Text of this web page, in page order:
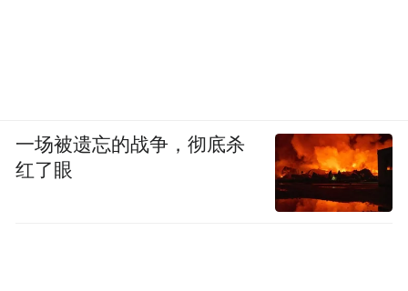
一场被遗忘的战争，彻底杀
红了眼